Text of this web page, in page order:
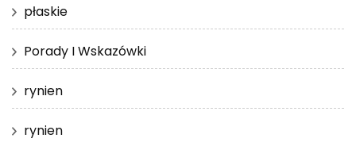
płaskie
Porady I Wskazówki
rynien
rynien